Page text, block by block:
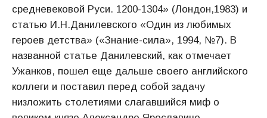
средневековой Руси. 1200-1304» (Лондон,1983) и
статью И.Н.Данилевского «Один из любимых
героев детства» («Знание-сила», 1994, №7). В
названной статье Данилевский, как отмечает
Ужанков, пошел еще дальше своего английского
коллеги и поставил перед собой задачу
низложить столетиями слагавшийся миф о